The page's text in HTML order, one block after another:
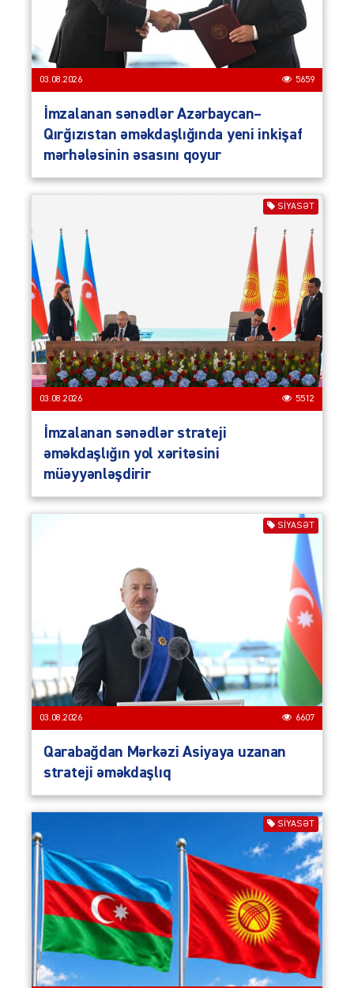
03.08.2026 5659
İmzalanan sənədlər Azərbaycan–
Qırğızıstan əməkdaşlığında yeni inkişaf
mərhələsinin əsasını qoyur
SIYASƏT
03.08.2026 5512
İmzalanan sənədlər strateji
əməkdaşlığın yol xəritəsini
müəyyənləşdirir
SIYASƏT
03.08.2026 6607
Qarabağdan Mərkəzi Asiyaya uzanan
strateji əməkdaşlıq
SIYASƏT